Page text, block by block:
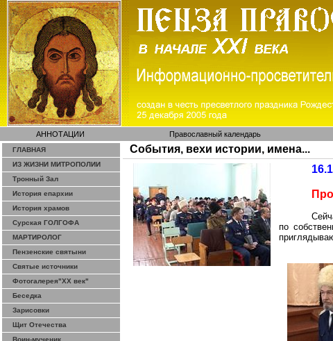
АННОТАЦИИ Православный календарь
ГЛАВНАЯ
ИЗ ЖИЗНИ МИТРОПОЛИИ
Тронный Зал
История епархии
История храмов
Сурская ГОЛГОФА
МАРТИРОЛОГ
Пензенские святыни
Святые источники
Фотогалерея"ХХ век"
Беседка
Зарисовки
Щит Отечества
Воин-мученик
События, вехи истории, имена...
по